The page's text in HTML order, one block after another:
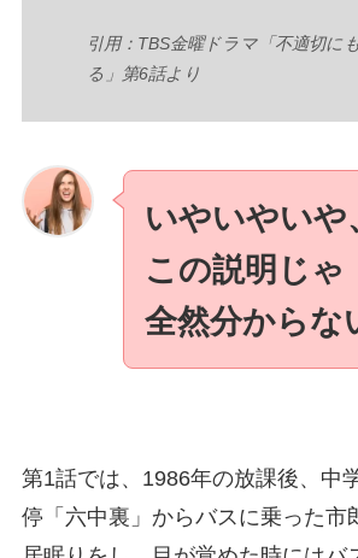
引用：TBS金曜ドラマ「不適切に
る」第6話より
いやいやいや
この説明じゃ
全然分からな
第1話では、1986年の放課後、中
停「六中裏」からバスに乗った市